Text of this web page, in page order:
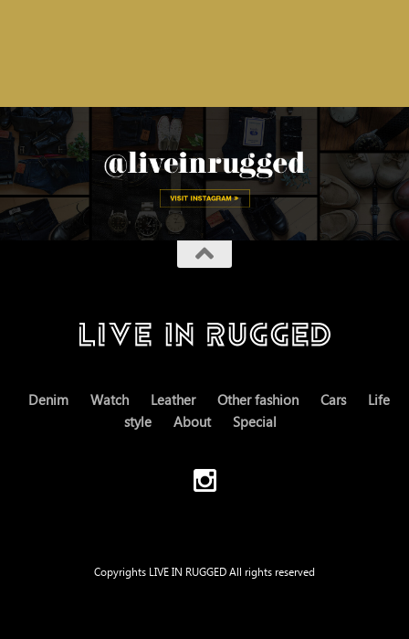
Denim Watch Leather Other fashion Cars
Life
style
About Special
Copyrights LIVE IN RUGGED All rights reserved